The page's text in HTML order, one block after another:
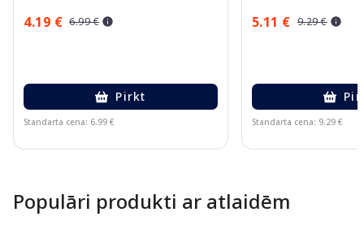
4.19 € 6.99 €
Pirkt
Standarta cena: 6.99 €
5.11 € 9.29 €
Standarta cena: 9.29 €
Populāri produkti ar atlaidēm